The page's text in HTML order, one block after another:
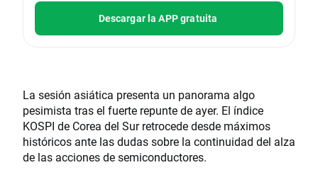
Descargar la APP gratuita
La sesión asiática presenta un panorama algo
pesimista tras el fuerte repunte de ayer. El índice
KOSPI de Corea del Sur retrocede desde máximos
históricos ante las dudas sobre la continuidad del alza
de las acciones de semiconductores.